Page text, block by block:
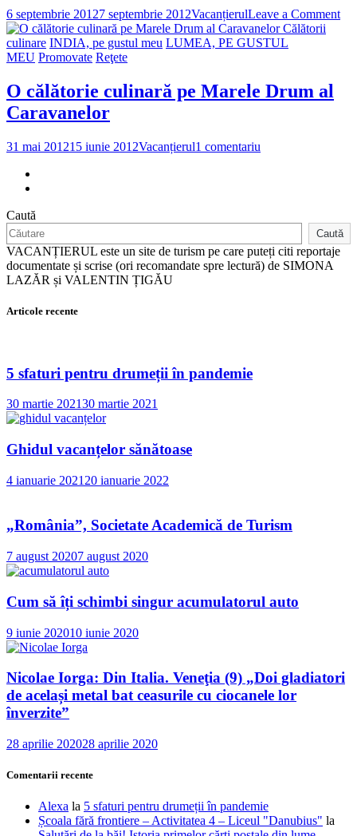
6 septembrie 20127 septembrie 2012VacanțierulLeave a Commenton
Călătorii
culinare INDIA, pe gustul meu LUMEA, PE GUSTUL
MEU Promovate Reţete
O călătorie culinară pe Marele Drum al
Caravanelor
31 mai 201215 iunie 2012Vacanțierul1 comentariu
al
Caravanelor
Caută
Caută
VACANȚIERUL este un site de turism pe care puteți citi reportaje
documentate și scrise (ori recomandate spre lectură) de SIMONA
LAZĂR și VALENTIN ȚIGĂU
Articole recente
5 sfaturi pentru drumeții în pandemie
30 martie 202130 martie 2021
Ghidul vacanțelor sănătoase
4 ianuarie 2021 20 ianuarie 2022
„România”, Societate Academică de Turism
7 august 20207 august 2020
Cum să îți schimbi singur acumulatorul auto
9 iunie 202010 iunie 2020
Nicolae Iorga: Din Italia. Veneţia (9) „Doi gladiatori
de același metal bat ceasurile cu ciocanele lor
înverzite”
28 aprilie 202028 aprilie 2020
Comentarii recente
Alexa la 5 sfaturi pentru drumeții în pandemie
Școala fără frontiere – Activitatea 4 – Liceul "Danubius" la